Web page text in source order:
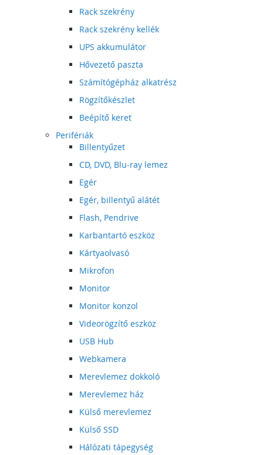
Rack szekrény
Rack szekrény kellék
UPS akkumulátor
Hővezető paszta
Számítógépház alkatrész
Rögzítőkészlet
Beépítő keret
Perifériák
Billentyűzet
CD, DVD, Blu-ray lemez
Egér
Egér, billentyű alátét
Flash, Pendrive
Karbantartó eszköz
Kártyaolvasó
Mikrofon
Monitor
Monitor konzol
Videorögzítő eszköz
USB Hub
Webkamera
Merevlemez dokkoló
Merevlemez ház
Külső merevlemez
Külső SSD
Hálózati tápegység